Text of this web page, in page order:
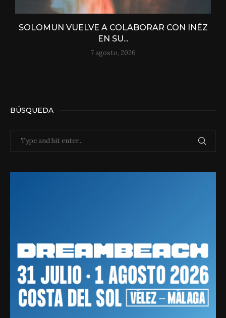
SOLOMUN VUELVE A COLABORAR CON INÉZ
EN SU...
7 agosto, 2026
BÚSQUEDA